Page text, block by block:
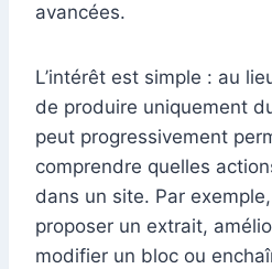
avancées.
L’intérêt est simple : au
de produire uniquement
peut progressivement
comprendre quelles
dans un site. Par
proposer un extrait,
modifier un bloc ou